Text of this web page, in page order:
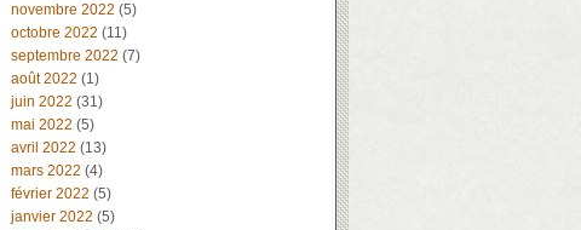
novembre 2022 (5)
octobre 2022 (11)
septembre 2022 (7)
août 2022 (1)
juin 2022 (31)
mai 2022 (5)
avril 2022 (13)
mars 2022 (4)
février 2022 (5)
janvier 2022 (5)